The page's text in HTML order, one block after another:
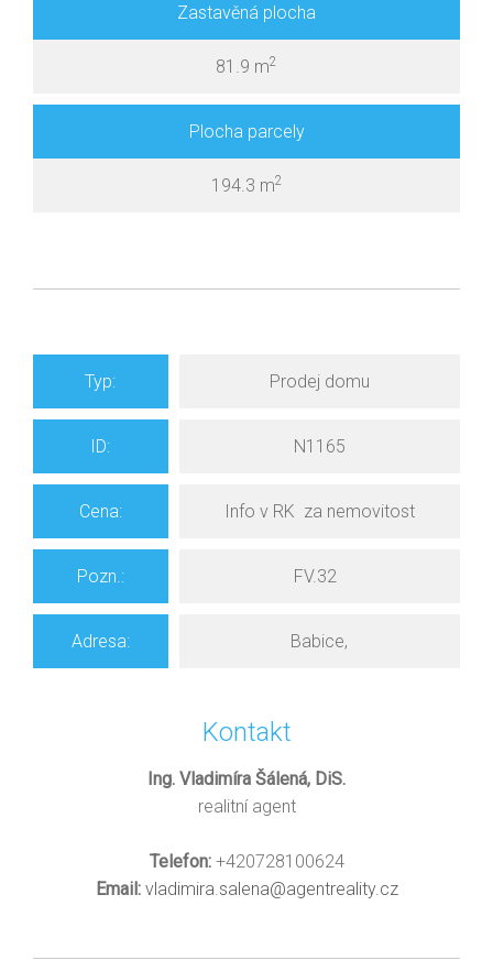
Zastavěná plocha
81.9 m2
Plocha parcely
194.3 m2
Typ: Prodej domu
ID: N1165
Cena: Info v RK za nemovitost
Pozn.: FV.32
Adresa: Babice,
Kontakt
Ing. Vladimíra Šálená, DiS.
realitní agent
Telefon:+420728100624
Email: vladimira.salena@agentreality.cz